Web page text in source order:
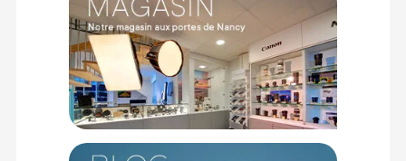
3x Filtres ND pour DJI Avata (ND8, ND16, ND32)
Offre valable jusqu'au 09-08-2026 inclus.
Code EAN Dji pack de filtres ND pour Avata (ND8, ND16 et
ND32) - Filtre drone - Achat et prix :6941565937612
Garantie 2 ans